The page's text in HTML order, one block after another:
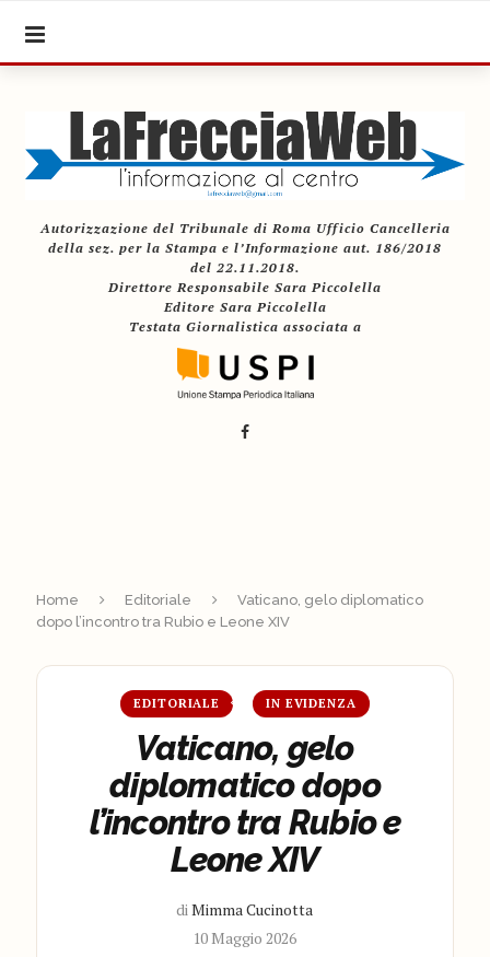
Autorizzazione del Tribunale di Roma Ufficio Cancelleria
della sez. per la Stampa e l’Informazione aut. 186/2018
del 22.11.2018.
Direttore Responsabile Sara Piccolella
Editore Sara Piccolella
Testata Giornalistica associata a
Home Editoriale
Vaticano, gelo diplomatico
dopo l’incontro tra Rubio e Leone XIV
EDITORIALE IN EVIDENZA
Vaticano, gelo
diplomatico dopo
l’incontro tra Rubio e
Leone XIV
diMimma Cucinotta
10 Maggio 2026